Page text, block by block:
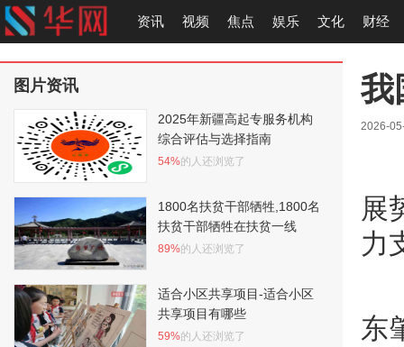
资讯 视频 焦点 娱乐 文化 财经
我
2026-
展
力
东
图片资讯
2025年新疆高起专服务机构
综合评估与选择指南
54%的人还浏览了
1800名扶贫干部牺牲,1800名
扶贫干部牺牲在扶贫一线
89%的人还浏览了
适合小区共享项目-适合小区
共享项目有哪些
59%的人还浏览了